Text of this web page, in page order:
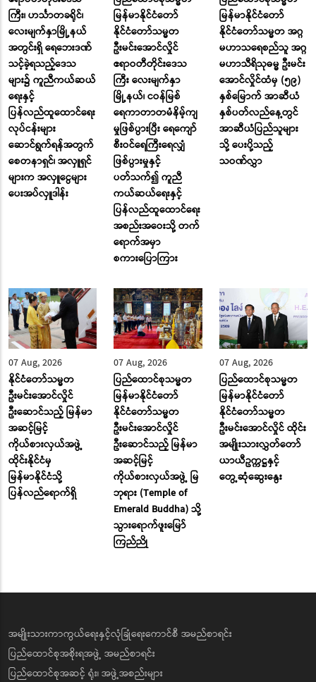
ကြီး၊ ဟင်္သာတခရိုင်၊
လေးမျက်နှာမြို့နယ်
အတွင်းရှိ ရေဘေးဒဏ်
သင့်ခဲ့ရသည့်ဒေသ
များ၌ ကူညီကယ်ဆယ်
ရေးနှင့်
ပြန်လည်ထူထောင်ရေး
လုပ်ငန်းများ
ဆောင်ရွက်ရန်အတွက်
စေတနာရှင်၊ အလှူရှင်
များက အလှူငွေများ
ပေးအပ်လှူဒါန်း
မြန်မာနိုင်ငံတော်
နိုင်ငံတော်သမ္မတ
ဦးမင်းအောင်လှိုင်
ဧရာဝတီတိုင်းဒေသ
ကြီး လေးမျက်နှာ
မြို့နယ်၊ ငဝန်မြစ်
ရေကာတာတမံနိမ့်ကျ
မှုဖြစ်ပွားပြီး ရေကျော်
စီးဝင်ရေကြီးရေလျှံ
ဖြစ်ပွားမှုနှင့်
ပတ်သက်၍ ကူညီ
ကယ်ဆယ်ရေးနှင့်
ပြန်လည်ထူထောင်ရေး
အစည်းအဝေးသို့ တက်
ရောက်အမှာ
စကားပြောကြား
မြန်မာနိုင်ငံတော်
နိုင်ငံတော်သမ္မတ အဂ္ဂ
မဟာသရေစည်သူ အဂ္ဂ
မဟာသီရိသုဓမ္မ ဦးမင်း
အောင်လှိုင်ထံမှ (၅၉)
နှစ်မြောက် အာဆီယံ
နှစ်ပတ်လည်နေ့တွင်
အာဆီယံပြည်သူများ
သို့ ပေးပို့သည့်
သဝဏ်လွှာ
07 Aug, 2026
နိုင်ငံတော်သမ္မတ
ဦးမင်းအောင်လှိုင်
ဦးဆောင်သည့် မြန်မာ
အဆင့်မြင့်
ကိုယ်စားလှယ်အဖွဲ့
ထိုင်းနိုင်ငံမှ
မြန်မာနိုင်ငံသို့
ပြန်လည်ရောက်ရှိ
07 Aug, 2026
ပြည်ထောင်စုသမ္မတ
မြန်မာနိုင်ငံတော်
နိုင်ငံတော်သမ္မတ
ဦးမင်းအောင်လှိုင်
ဦးဆောင်သည့် မြန်မာ
အဆင့်မြင့်
ကိုယ်စားလှယ်အဖွဲ့ မြ
ဘုရား (Temple of
Emerald Buddha) သို့
သွားရောက်ဖူးမြော်
ကြည်ညို
07 Aug, 2026
ပြည်ထောင်စုသမ္မတ
မြန်မာနိုင်ငံတော်
နိုင်ငံတော်သမ္မတ
ဦးမင်းအောင်လှိုင် ထိုင်း
အမျိုးသားလွှတ်တော်
ယာယီဥက္ကဋ္ဌနှင့်
တွေ့ဆုံဆွေးနွေး
အမျိုးသားကာကွယ်ရေးနှင့်လုံခြုံရေးကောင်စီ အမည်စာရင်း
ပြည်ထောင်စုအစိုးရအဖွဲ့ အမည်စာရင်း
ပြည်ထောင်စုအဆင့် ရုံး၊ အဖွဲ့အစည်းများ